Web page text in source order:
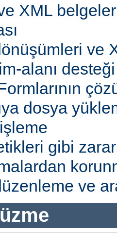
XML
ve
alanı desteği
dosya
gibi
ve